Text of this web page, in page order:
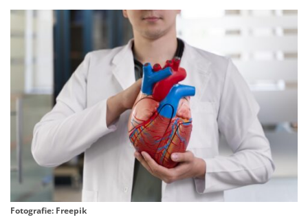
Fotografie: Freepik